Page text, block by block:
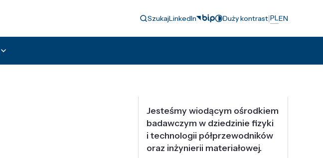
SzukajLinkedIn Duży kontrast|PLEN
Jesteśmy wiodącym ośrodkiem
badawczym w dziedzinie fizyki
i technologii półprzewodników
oraz inżynierii materiałowej.